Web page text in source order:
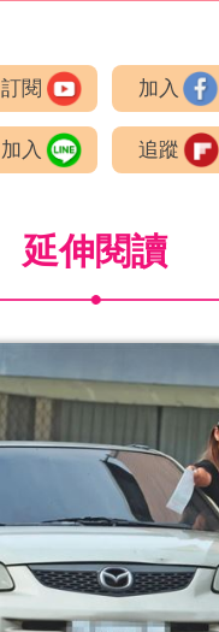
訂閱 加入
加入 追蹤
延伸閱讀